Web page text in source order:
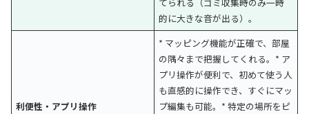
的に大きな音が出る）。
利便性・アプリ操作
* マッピング機能が正確で、部屋
の隅々まで把握してくれる。* ア
プリ操作が便利で、初めて使う人
も直感的に操作でき、すぐにマッ
プ編集も可能。* 特定の場所をピ